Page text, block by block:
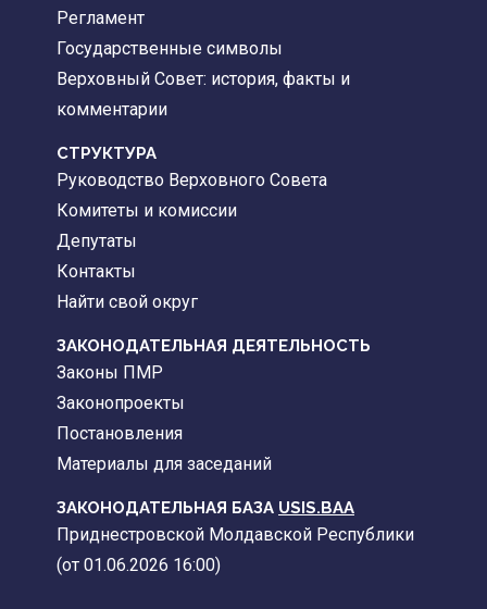
Регламент
Государственные символы
Верховный Совет: история, факты и
комментарии
CТРУКТУРА
Руководство Верховного Совета
Комитеты и комиссии
Депутаты
Контакты
Найти свой округ
ЗАКОНОДАТЕЛЬНАЯ ДЕЯТЕЛЬНОСТЬ
Законы ПМР
Законопроекты
Постановления
Материалы для заседаний
ЗАКОНОДАТЕЛЬНАЯ БАЗА USIS.BAA
Приднестровской Молдавской Республики
(от 01.06.2026 16:00)